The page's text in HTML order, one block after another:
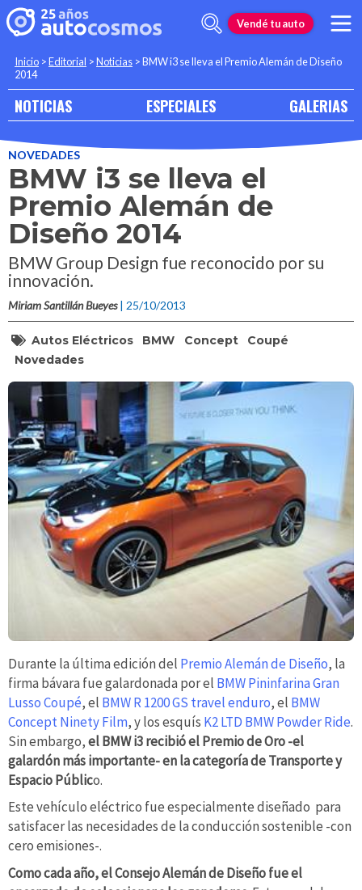
Vendé tu auto
Inicio >Editorial >Noticias >BMW i3 se lleva el Premio Alemán de Diseño
2014
NOTICIAS ESPECIALES GALERIAS
NOVEDADES
BMW i3 se lleva el
Premio Alemán de
Diseño 2014
BMW Group Design fue reconocido por su
innovación.
Miriam Santillán Bueyes | 25/10/2013
Autos Eléctricos BMW Concept
Coupé
Novedades
Durante la última edición del Premio Alemán de Diseño, la
firma bávara fue galardonada por el BMW Pininfarina Gran
Lusso Coupé, el BMW R 1200 GS travel enduro, el BMW
Concept Ninety Film, y los esquís K2 LTD BMW Powder Ride.
Sin embargo,el BMW i3 recibió el Premio de Oro -el
galardón más importante- en la categoría de Transporte y
Espacio Público.
Este vehículo eléctrico fue especialmente diseñado para
satisfacer las necesidades de la conducción sostenible -con
cero emisiones-.
Como cada año, el Consejo Alemán de Diseño fue el